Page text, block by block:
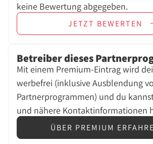
keine Bewertung abgegeben.
JETZT BEWERTEN
Betreiber dieses
Mit einem Premium-Eintrag wird
werbefrei (inklusive Ausblendung
Partnerprogrammen) und du
und nähere Kontaktinformationen
ÜBER PREMIUM